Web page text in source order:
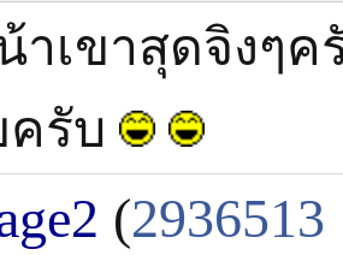
าเขาสุดจิงๆ
ครับ
(2936513